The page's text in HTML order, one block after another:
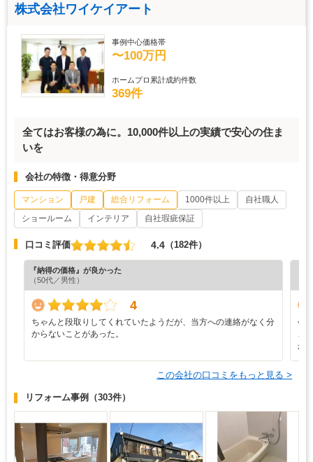
株式会社ワイケイアート
事例中心価格帯
〜100万円
ホームプロ累計成約件数
369件
全てはお客様の為に。10,000件以上の実績で安心の住ま
いを
会社の特徴・得意分野
マンション 戸建 総合リフォーム 1000件以上
自社職人
ショールーム
インテリア 自社瑕疵保証
口コミ評価 4.4 （182件）
『納得の価格』が良かった
（50代／男性）
4
ちゃんと段取りしてくれていたようだが、当方への連絡がなく分
からないことがあった。
会
ご
か
この会社の口コミをもっと見る >
リフォーム事例 （303件）